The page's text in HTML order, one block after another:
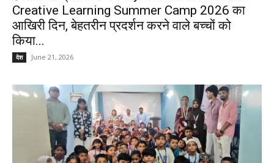
Creative Learning Summer Camp 2026 का
आखिरी दिन, बेहतरीन प्रदर्शन करने वाले बच्चों को
किया...
देश June 21, 2026